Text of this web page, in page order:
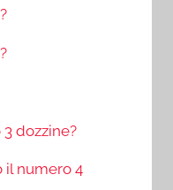
dozzine?
il numero 4